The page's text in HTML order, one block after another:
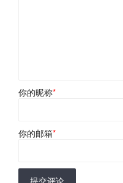
你的昵称*
你的邮箱*